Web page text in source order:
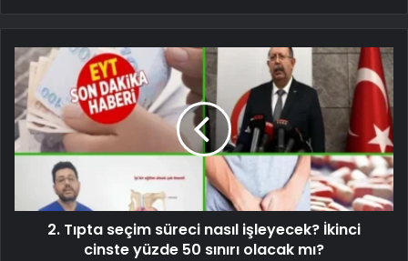
2. Tıpta seçim süreci nasıl işleyecek? İkinci
cinste yüzde 50 sınırı olacak mı?